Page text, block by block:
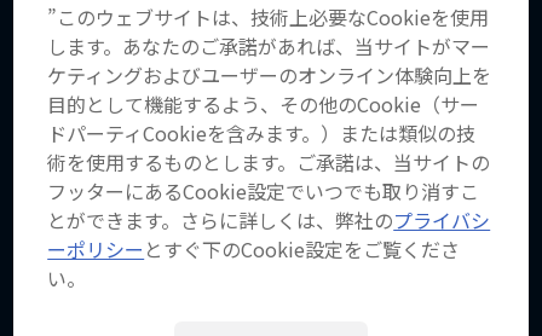
”このウェブサイトは、技術上必要なCookieを使用
します。あなたのご承諾があれば、当サイトがマー
ケティングおよびユーザーのオンライン体験向上を
目的として機能するよう、その他のCookie（サー
ドパーティCookieを含みます。）または類似の技
術を使用するものとします。ご承諾は、当サイトの
フッターにあるCookie設定でいつでも取り消すこ
とができます。さらに詳しくは、弊社のプライバシ
ーポリシー とすぐ下のCookie設定をご覧くださ
い。